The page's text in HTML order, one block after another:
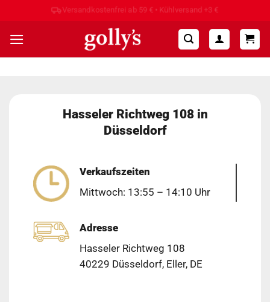
springen
Hohe Kundenzufriedenheit ⭐⭐⭐⭐⭐
Hasseler Richtweg 108 in
Düsseldorf
Verkaufszeiten
Mittwoch: 13:55 – 14:10 Uhr
Adresse
Hasseler Richtweg 108
40229 Düsseldorf, Eller, DE